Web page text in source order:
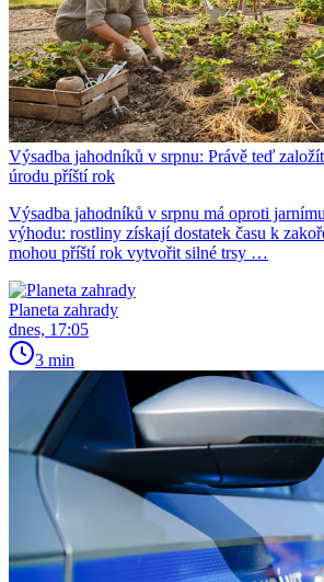
Výsadba jahodníků v srpnu: Právě teď
úrodu příští rok
Výsadba jahodníků v srpnu má oproti
výhodu: rostliny získají dostatek času k
mohou příští rok vytvořit silné trsy …
Planeta zahrady
dnes, 17:05
3 min